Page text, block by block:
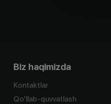
Biz haqimizda
Kontaktlar
Qo'llab-quvvatlash